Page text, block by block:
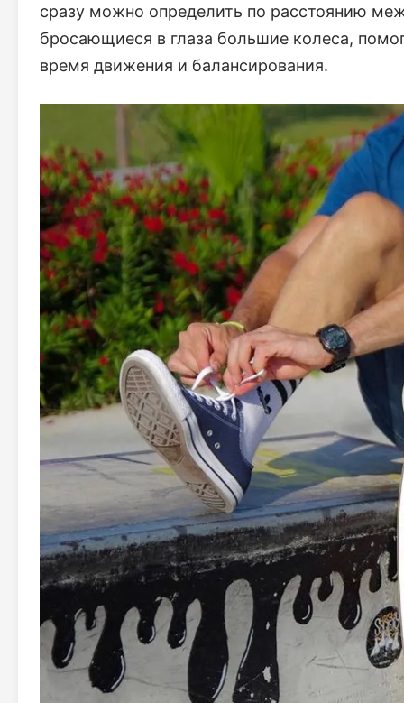
сразу можно определить по расстоянию
бросающиеся в глаза большие колеса,
время движения и балансирования.